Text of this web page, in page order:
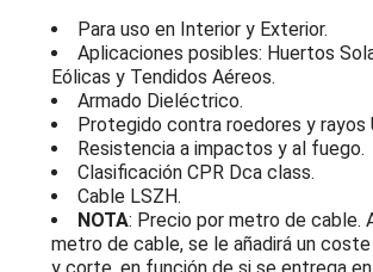
Para uso en Interior y Exterior.
Aplicaciones posibles: Huertos
Eólicas y Tendidos Aéreos.
Armado Dieléctrico.
Protegido contra roedores y rayos
Resistencia a impactos y al fuego.
Clasificación CPR Dca class.
Cable LSZH.
NOTA: Precio por metro de cable.
metro de cable, se le añadirá un